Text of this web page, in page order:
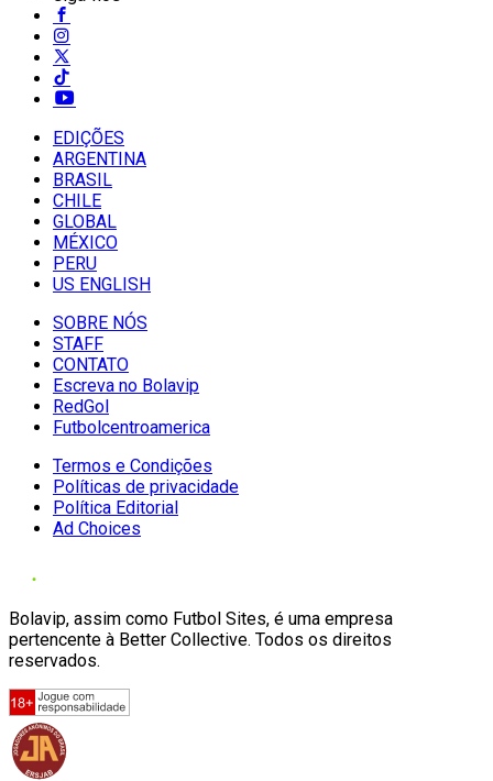
EDIÇÕES
ARGENTINA
BRASIL
CHILE
GLOBAL
MÉXICO
PERU
US ENGLISH
SOBRE NÓS
STAFF
CONTATO
Escreva no Bolavip
RedGol
Futbolcentroamerica
Termos e Condições
Políticas de privacidade
Política Editorial
Ad Choices
Bolavip, assim como Futbol Sites, é uma empresa
pertencente à Better Collective. Todos os direitos
reservados.